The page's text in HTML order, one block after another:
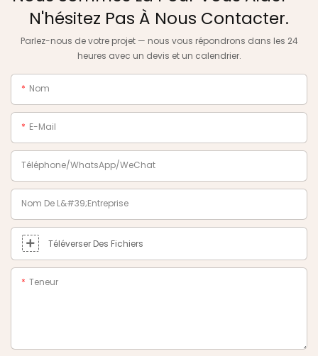
N'hésitez Pas À Nous Contacter.
Parlez-nous de votre projet — nous vous répondrons dans les 24
heures avec un devis et un calendrier.
Nom
E-Mail
Téléphone/WhatsApp/WeChat
Nom De L&#39;entreprise
Téléverser Des Fichiers
Teneur